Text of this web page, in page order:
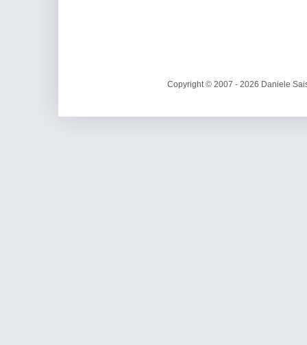
Copyright © 2007 - 2026 Daniele